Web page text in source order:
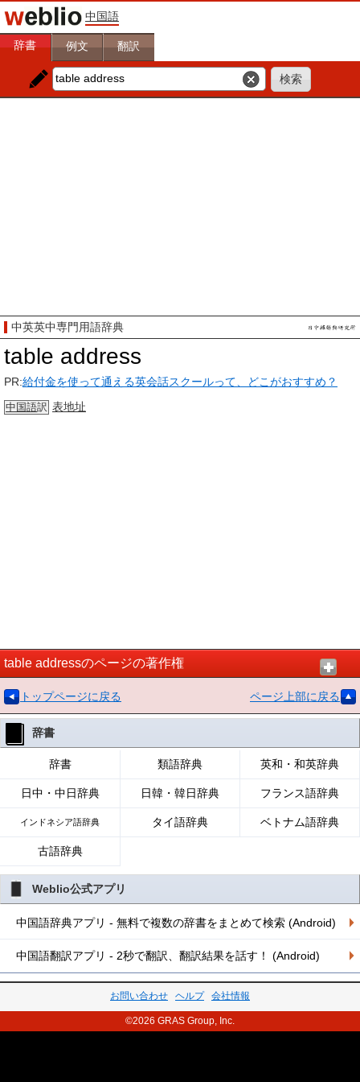
中国語
辞書 例文 翻訳
中英英中専門用語辞典
table address
PR:給付金を使って通える英会話スクールって、どこがおすすめ？
中国語訳 表地址
table addressのページの著作権
トップページに戻る ページ上部に戻る
辞書
辞書 類語辞典 英和・和英辞典
日中・中日辞典 日韓・韓日辞典 フランス語辞典
インドネシア語辞典 タイ語辞典 ベトナム語辞典
古語辞典
Weblio公式アプリ
中国語辞典アプリ - 無料で複数の辞書をまとめて検索 (Android)
中国語翻訳アプリ - 2秒で翻訳、翻訳結果を話す！ (Android)
お問い合わせ ヘルプ 会社情報
©2026 GRAS Group, Inc.